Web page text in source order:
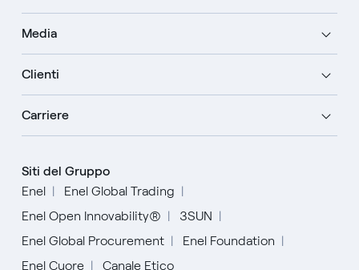
Media
Clienti
Carriere
Siti del Gruppo
Enel
Enel Global Trading
Enel Open Innovability®
3SUN
Enel Global Procurement
Enel Foundation
Enel Cuore
Canale Etico